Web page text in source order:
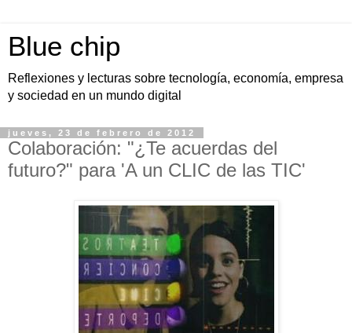
Blue chip
Reflexiones y lecturas sobre tecnología, economía, empresa
y sociedad en un mundo digital
jueves, 23 de febrero de 2012
Colaboración: "¿Te acuerdas del
futuro?" para 'A un CLIC de las TIC'